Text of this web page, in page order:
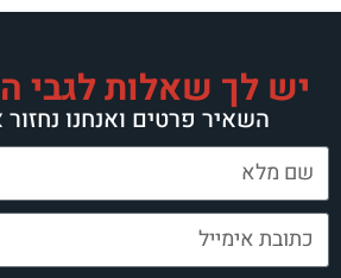
יש לך שאלות לגבי
השאיר פרטים ואנחנו